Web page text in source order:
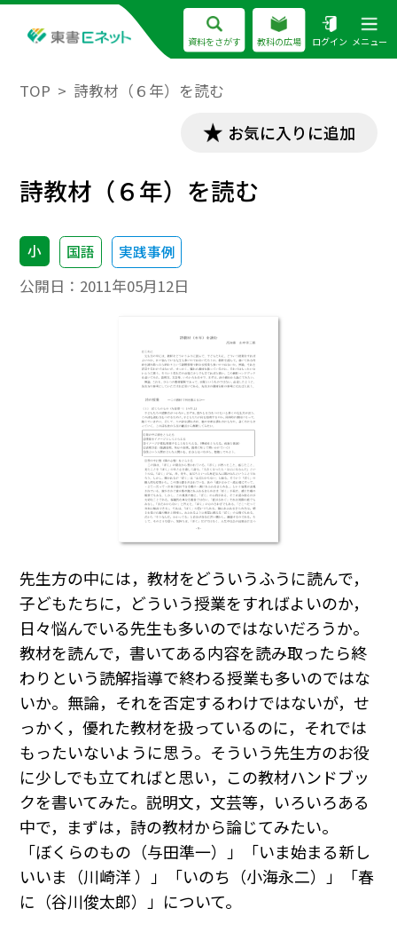
資料をさがす 教科の広場 ログイン メニュー
TOP 詩教材（６年）を読む
お気に入りに追加
詩教材（６年）を読む
小 国語 実践事例
公開日： 2011年05月12日
先生方の中には，教材をどういうふうに読んで，
子どもたちに，どういう授業をすればよいのか，
日々悩んでいる先生も多いのではないだろうか。
教材を読んで，書いてある内容を読み取ったら終
わりという読解指導で終わる授業も多いのではな
いか。無論，それを否定するわけではないが，せ
っかく，優れた教材を扱っているのに，それでは
もったいないように思う。そういう先生方のお役
に少しでも立てればと思い，この教材ハンドブッ
クを書いてみた。説明文，文芸等，いろいろある
中で，まずは，詩の教材から論じてみたい。
「ぼくらのもの（与田準一）」「いま始まる新し
いいま（川崎洋 ）」「いのち（小海永二）」「春
に（谷川俊太郎）」について。